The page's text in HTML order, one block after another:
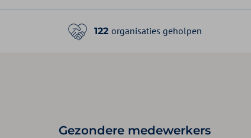
122 organisaties geholpen
Gezondere medewerkers